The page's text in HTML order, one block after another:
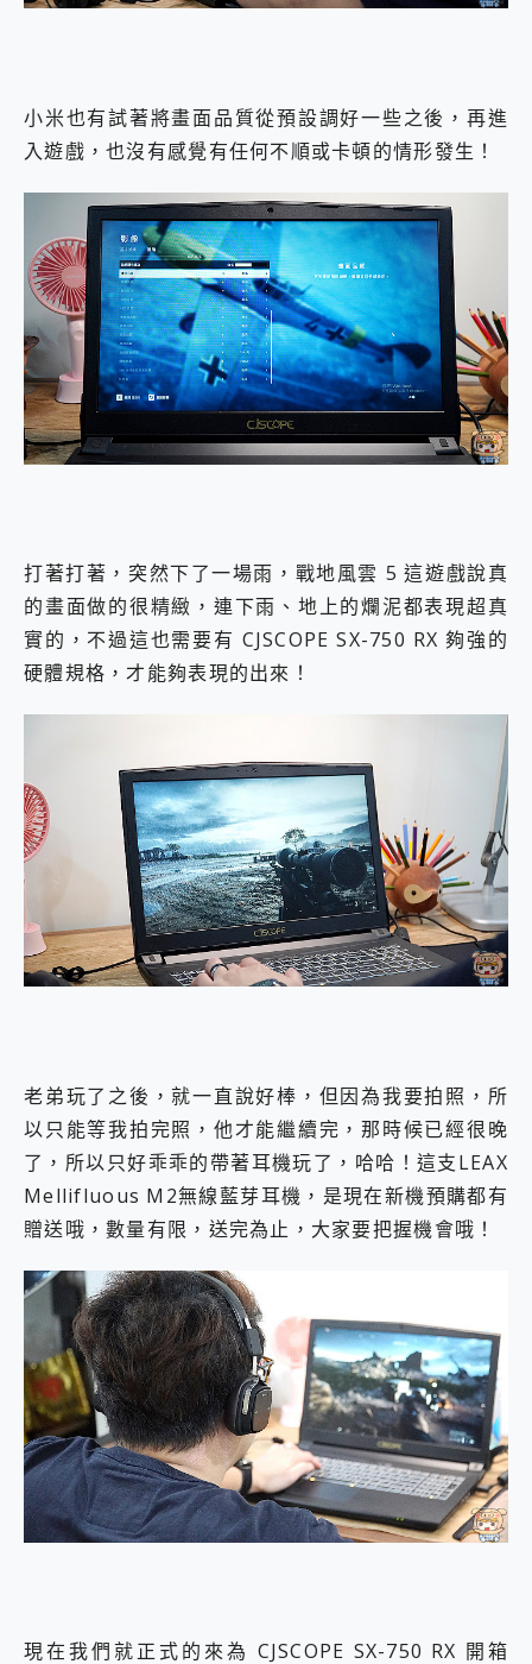
小米也有試著將畫面品質從預設調好一些之後，再進
入遊戲，也沒有感覺有任何不順或卡頓的情形發生！
打著打著，突然下了一場雨，戰地風雲 5 這遊戲說真
的畫面做的很精緻，連下雨、地上的爛泥都表現超真
實的，不過這也需要有 CJSCOPE SX-750 RX 夠強的
硬體規格，才能夠表現的出來！
老弟玩了之後，就一直說好棒，但因為我要拍照，所
以只能等我拍完照，他才能繼續完，那時候已經很晚
了，所以只好乖乖的帶著耳機玩了，哈哈！這支LEAX
Mellifluous M2無線藍芽耳機，是現在新機預購都有
贈送哦，數量有限，送完為止，大家要把握機會哦！
現在我們就正式的來為 CJSCOPE SX-750 RX 開箱